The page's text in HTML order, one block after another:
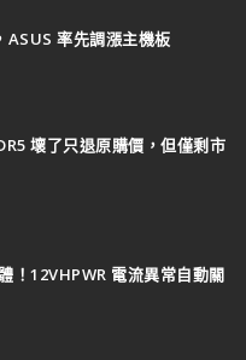
ASUS 率先調漲主機板
壞了只退原購價，但僅剩市
！12VHPWR 電流異常自動關